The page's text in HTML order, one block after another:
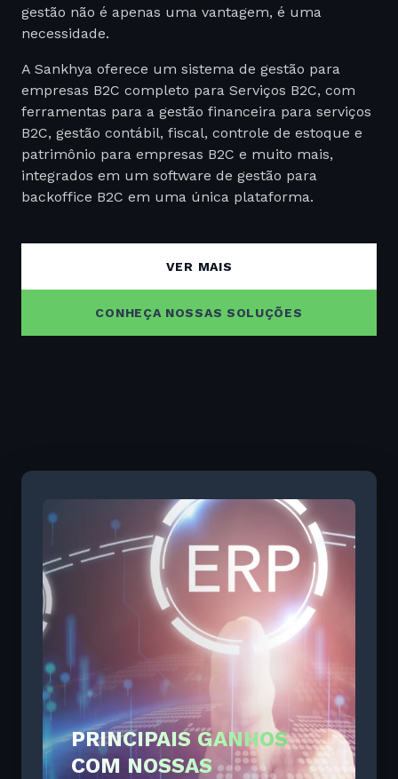
gestão não é apenas uma vantagem, é uma
necessidade.
A Sankhya oferece um sistema de gestão para
empresas B2C completo para Serviços B2C, com
ferramentas para a gestão financeira para serviços
B2C, gestão contábil, fiscal, controle de estoque e
patrimônio para empresas B2C e muito mais,
integrados em um software de gestão para
backoffice B2C em uma única plataforma.
decisões com base em dados precisos e em tempo
O ecossistema Sankhya vai além do ERP, reunindo
práticas.
Também oferecemos um ERP na nuvem para
serviços B2C, com segurança, mobilidade e acesso
em tempo real para toda a equipe.
A integração entre soluções foi pensada para
entregar resultados consistentes e sustentáveis,
aumentando a produtividade e fortalecendo a
relação com o consumidor final.
Mais do que tecnologia, oferecemos segurança,
escalabilidade e flexibilidade para que você foque
no que realmente importa: oferecer o melhor
serviço para o seu cliente.
VER MAIS
CONHEÇA NOSSAS SOLUÇÕES
PRINCIPAIS GANHOS
COM NOSSAS